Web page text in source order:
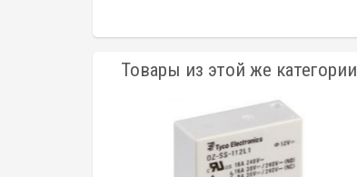
Товары из этой же категории